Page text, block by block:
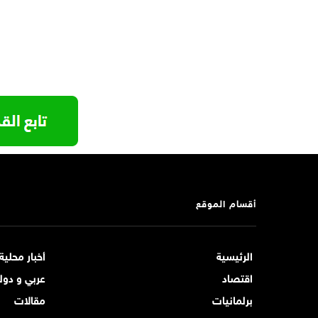
أقسام الموقع
الرئيسية
أخبار
اقتصاد
عربي و
برلمانيات
مقالات